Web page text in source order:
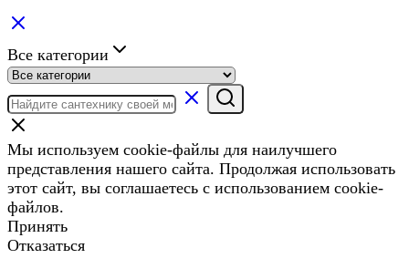
Все категории
Мы используем cookie-файлы для наилучшего
представления нашего сайта. Продолжая использовать
этот сайт, вы соглашаетесь с использованием cookie-
файлов.
Принять
Отказаться